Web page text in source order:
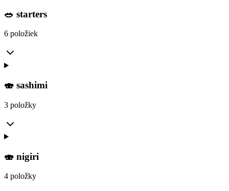
🥗 starters
6 položiek
🍣 sashimi
3 položky
🍣 nigiri
4 položky